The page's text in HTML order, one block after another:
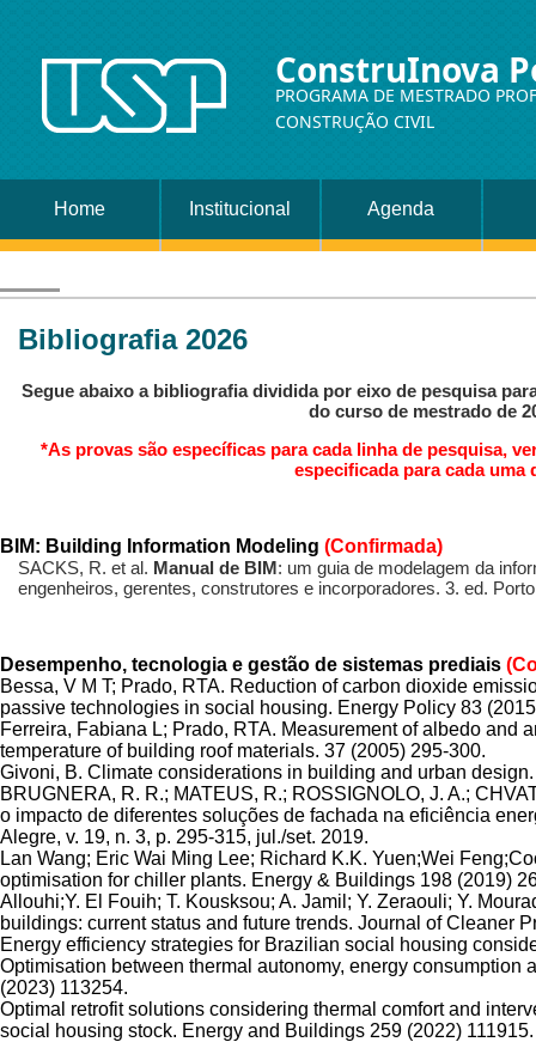
ConstruInova
PROGRAMA DE MESTRADO
CONSTRUÇÃO CIVIL
Home Institucional Agenda
Bibliografia 2026
Segue abaixo a bibliografia dividida por eixo de pesquisa
do curso de mestrado de
*As provas são específicas para cada linha de pesquisa,
especificada para cada uma
BIM: Building Information Modeling (Confirmada)
SACKS, R. et al. Manual de BIM: um guia de modelagem da
engenheiros, gerentes, construtores e incorporadores. 3. ed.
Desempenho, tecnologia e gestão de sistemas prediais
Bessa, V M T; Prado, RTA. Reduction of carbon dioxide
passive technologies in social housing. Energy Policy 83
Ferreira, Fabiana L; Prado, RTA. Measurement of albedo and
temperature of building roof materials. 37 (2005) 295-300.
Givoni, B. Climate considerations in building and urban
BRUGNERA, R. R.; MATEUS, R.; ROSSIGNOLO, J. A.;
o impacto de diferentes soluções de fachada na eficiência
Alegre, v. 19, n. 3, p. 295-315, jul./set. 2019.
Lan Wang; Eric Wai Ming Lee; Richard K.K. Yuen;Wei
optimisation for chiller plants. Energy & Buildings 198 (2019)
Allouhi;Y. El Fouih; T. Kousksou; A. Jamil; Y. Zeraouli; Y.
buildings: current status and future trends. Journal of Cleaner
Energy efficiency strategies for Brazilian social housing
Optimisation between thermal autonomy, energy consumption
(2023) 113254.
Optimal retrofit solutions considering thermal comfort and
social housing stock. Energy and Buildings 259 (2022) 111915.